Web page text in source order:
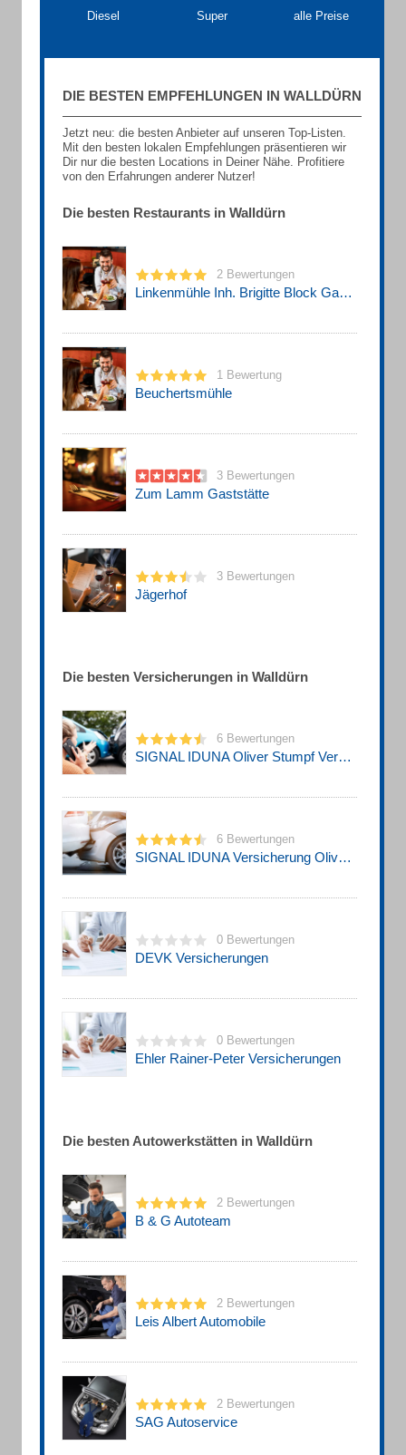
Diesel Super alle Preise
DIE BESTEN EMPFEHLUNGEN IN WALLDÜRN
Jetzt neu: die besten Anbieter auf unseren Top-Listen.
Mit den besten lokalen Empfehlungen präsentieren wir
Dir nur die besten Locations in Deiner Nähe. Profitiere
von den Erfahrungen anderer Nutzer!
Die besten Restaurants in Walldürn
2 Bewertungen
Linkenmühle Inh. Brigitte Block Gaststätte
1 Bewertung
Beuchertsmühle
3 Bewertungen
Zum Lamm Gaststätte
3 Bewertungen
Jägerhof
Die besten Versicherungen in Walldürn
6 Bewertungen
SIGNAL IDUNA Oliver Stumpf Versicherungsagentur
6 Bewertungen
SIGNAL IDUNA Versicherung Oliver Stumpf - Versicherungsagentur
0 Bewertungen
DEVK Versicherungen
0 Bewertungen
Ehler Rainer-Peter Versicherungen
Die besten Autowerkstätten in Walldürn
2 Bewertungen
B & G Autoteam
2 Bewertungen
Leis Albert Automobile
2 Bewertungen
SAG Autoservice